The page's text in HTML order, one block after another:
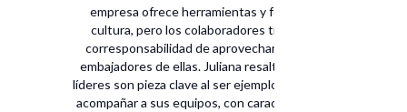
empresa ofrece herramientas y fomenta
cultura, pero los colaboradores tienen la
corresponsabilidad de aprovecharlas y ser
embajadores de ellas. Juliana resalta que los
líderes son pieza clave al ser ejemplo, inspirar y
acompañar a sus equipos, con características